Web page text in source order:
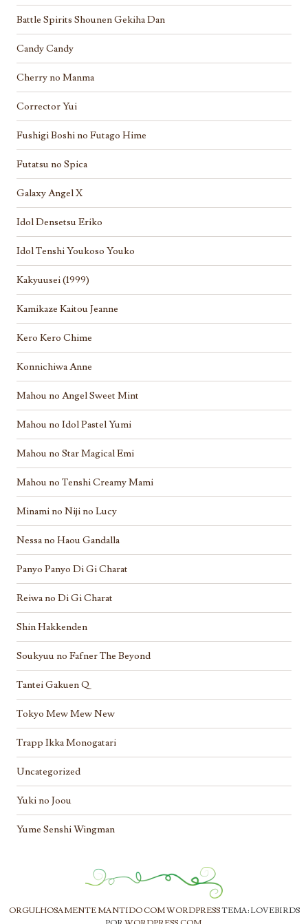
Battle Spirits Shounen Gekiha Dan
Candy Candy
Cherry no Manma
Corrector Yui
Fushigi Boshi no Futago Hime
Futatsu no Spica
Galaxy Angel X
Idol Densetsu Eriko
Idol Tenshi Youkoso Youko
Kakyuusei (1999)
Kamikaze Kaitou Jeanne
Kero Kero Chime
Konnichiwa Anne
Mahou no Angel Sweet Mint
Mahou no Idol Pastel Yumi
Mahou no Star Magical Emi
Mahou no Tenshi Creamy Mami
Minami no Niji no Lucy
Nessa no Haou Gandalla
Panyo Panyo Di Gi Charat
Reiwa no Di Gi Charat
Shin Hakkenden
Soukyuu no Fafner The Beyond
Tantei Gakuen Q
Tokyo Mew Mew New
Trapp Ikka Monogatari
Uncategorized
Yuki no Joou
Yume Senshi Wingman
ORGULHOSAMENTE MANTIDO COM WORDPRESSTEMA: LOVEBIRDS